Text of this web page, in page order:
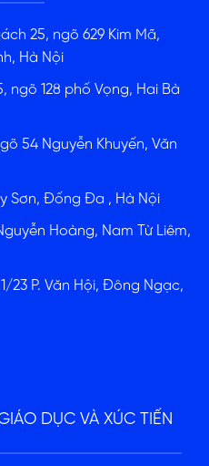
25, ngõ 629 Kim Mã,
Hà Nội
ngõ 128 phố Vọng, Hai Bà
54 Nguyễn Khuyến, Văn
Sơn, Đống Đa , Hà Nội
Hoàng, Nam Từ Liêm,
23 P. Văn Hội, Đông Ngạc,
DỤC VÀ XÚC TIẾN